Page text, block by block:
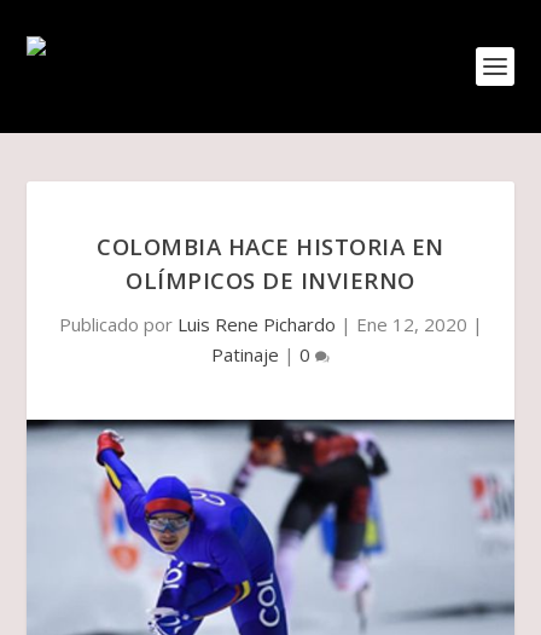
COLOMBIA HACE HISTORIA EN
OLÍMPICOS DE INVIERNO
Publicado por Luis Rene Pichardo | Ene 12, 2020 |
Patinaje | 0